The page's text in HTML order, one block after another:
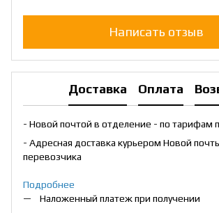
Написать отзыв
Доставка Оплата
- Новой почтой в отделение - по тарифам
- Адресная доставка курьером Новой
перевозчика
Подробнее
Наложенный платеж при получении